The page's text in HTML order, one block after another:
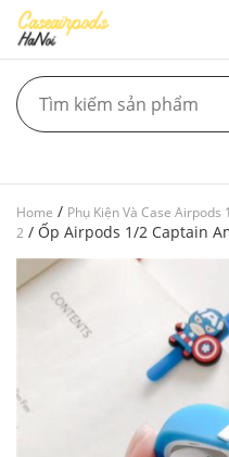
Home / Phụ Kiện Và Case Airpods
2 / Ốp Airpods 1/2 Captain